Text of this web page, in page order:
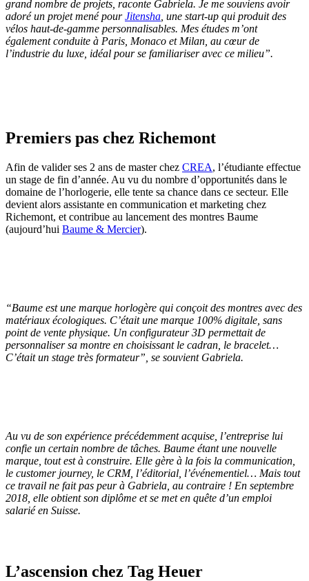
grand nombre de projets, raconte Gabriela. Je me souviens avoir
adoré un projet mené pourJitensha , une start-up qui produit des
vélos haut-de-gamme personnalisables. Mes études m’ont
également conduite à Paris, Monaco et Milan, au cœur de
l’industrie du luxe, idéal pour se familiariser avec ce milieu”.
Premiers pas chez Richemont
Afin de valider ses 2 ans de master chez CREA, l’étudiante effectue
un stage de fin d’année. Au vu du nombre d’opportunités dans le
domaine de l’horlogerie, elle tente sa chance dans ce secteur. Elle
devient alors assistante en communication et marketing chez
Richemont, et contribue au lancement des montres Baume
(aujourd’hui Baume & Mercier).
“Baume est une marque horlogère qui conçoit des montres avec des
matériaux écologiques. C’était une marque 100% digitale, sans
point de vente physique. Un configurateur 3D permettait de
personnaliser sa montre en choisissant le cadran, le bracelet…
C’était un stage très formateur”, se souvient Gabriela.
Au vu de son expérience précédemment acquise, l’entreprise lui
confie un certain nombre de tâches. Baume étant une nouvelle
marque, tout est à construire. Elle gère à la fois la communication,
le customer journey, le CRM, l’éditorial, l’événementiel… Mais tout
ce travail ne fait pas peur à Gabriela, au contraire ! En septembre
2018, elle obtient son diplôme et se met en quête d’un emploi
salarié en Suisse.
L’ascension chez Tag Heuer